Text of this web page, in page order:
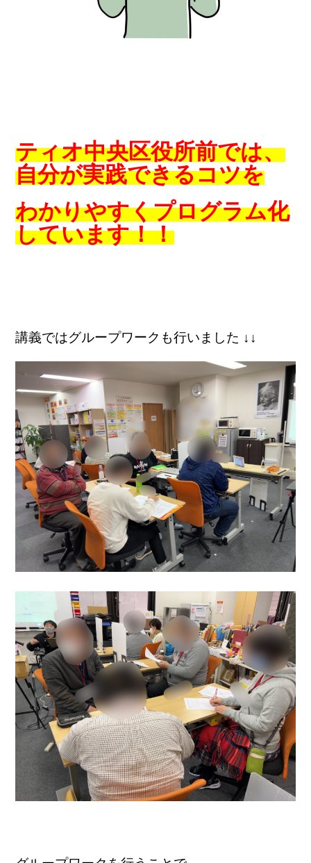
ティオ中央区役所前では、
自分が実践できるコツを
わかりやすくプログラム化
しています！！
講義ではグループワークも行いました ↓↓